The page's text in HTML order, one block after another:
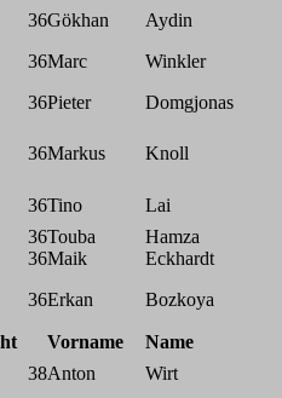
36Gökhan
Aydin
36Marc
Winkler
36Pieter Domgjonas
36Markus Knoll
36Tino
Lai
36Touba
Hamza
36Maik
Eckhardt
36Erkan Bozkoya
Vorname
Name
38Anton Wirt